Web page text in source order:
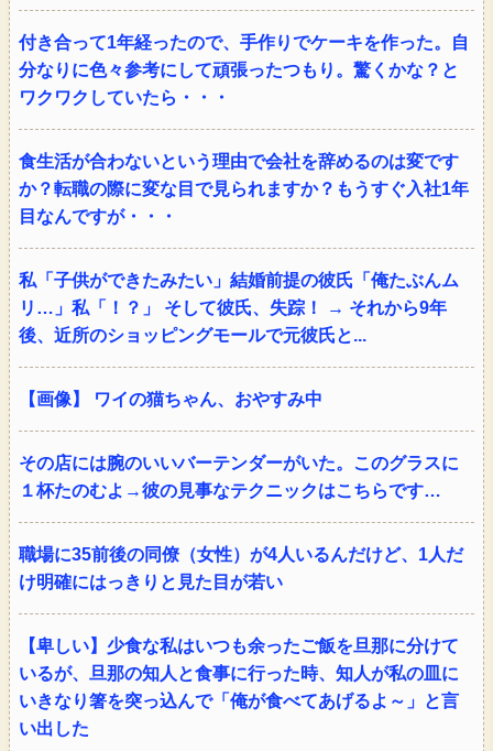
付き合って1年経ったので、手作りでケーキを作った。自
分なりに色々参考にして頑張ったつもり。驚くかな？と
ワクワクしていたら・・・
食生活が合わないという理由で会社を辞めるのは変です
か？転職の際に変な目で見られますか？もうすぐ入社1年
目なんですが・・・
私「子供ができたみたい」結婚前提の彼氏「俺たぶんム
リ…」私「！？」 そして彼氏、失踪！ → それから9年
後、近所のショッピングモールで元彼氏と...
【画像】 ワイの猫ちゃん、おやすみ中
その店には腕のいいバーテンダーがいた。このグラスに
１杯たのむよ→彼の見事なテクニックはこちらです…
職場に35前後の同僚（女性）が4人いるんだけど、1人だ
け明確にはっきりと見た目が若い
【卑しい】少食な私はいつも余ったご飯を旦那に分けて
いるが、旦那の知人と食事に行った時、知人が私の皿に
いきなり箸を突っ込んで「俺が食べてあげるよ～」と言
い出した